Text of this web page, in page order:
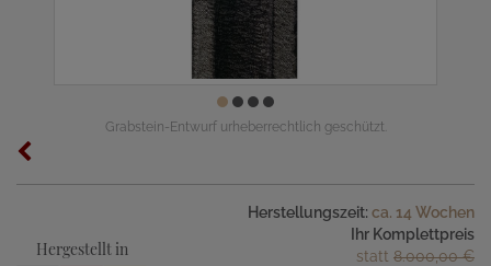
Grabstein-Entwurf urheberrechtlich geschützt.
Hergestellt in
Herstellungszeit: ca. 14 Wochen
Ihr Komplettpreis
statt 8.000,00 €